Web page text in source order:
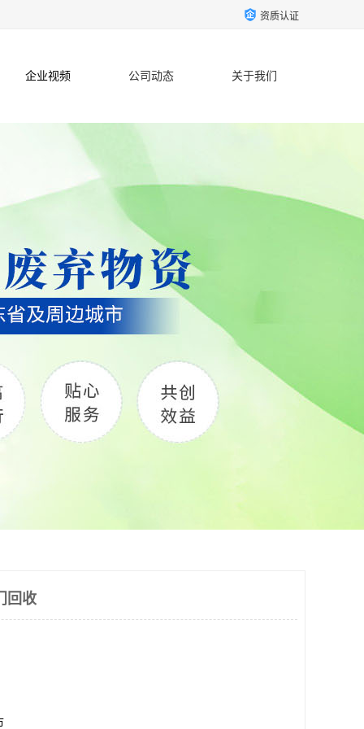
资质认证
企业视频 公司动态 关于我们
回收